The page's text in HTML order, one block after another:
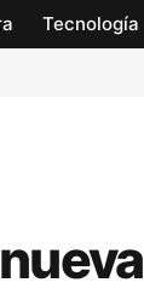
Tecnología